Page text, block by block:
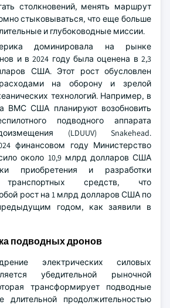
столкновений, менять маршрут
стыковываться, что еще больше
и глубоководные миссии.
доминировала на рынке
и в 2024 году была оценена в 2,3
США. Этот рост обусловлен
на оборону и зрелой
технологий. Например, в
ВМС США планируют возобновить
подводного аппарата
(LDUUV) Snakehead.
финансовом году Министерство
около 10,9 млрд долларов США
приобретения и разработки
транспортных средств, что
рост на 1 млрд долларов США по
годом, как заявили в
подводных дронов
электрических силовых
убедительной рыночной
трансформирует подводные
продолжительностью